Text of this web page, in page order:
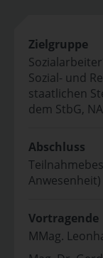
Zielgruppe
Sozial- und
staatlichen
dem StbG,
Abschluss
Anwesenheit)
Vortragende
MMag.